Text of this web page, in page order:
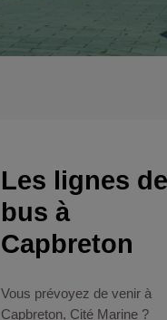
Les lignes de
bus à
Capbreton
Vous prévoyez de venir à
Capbreton, Cité Marine ?